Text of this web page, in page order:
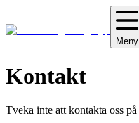
Meny
Kontakt
Tveka inte att kontakta oss